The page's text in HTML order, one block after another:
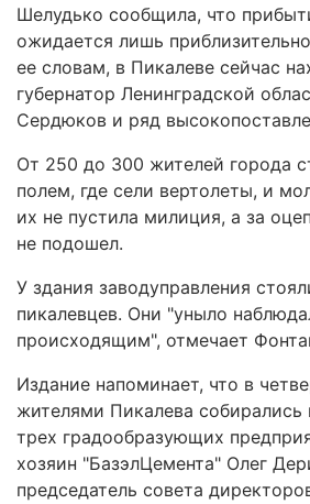
Шелудько сообщила, что
ожидается лишь
ее словам, в Пикалеве сейчас
губернатор Ленинградской
Сердюков и ряд
От 250 до 300 жителей города
полем, где сели вертолеты, и
их не пустила милиция, а за
не подошел.
У здания заводуправления
пикалевцев. Они "уныло
происходящим", отмечает
Издание напоминает, что в
жителями Пикалева собирались
трех градообразующих
хозяин "БазэлЦемента" Олег
председатель совета